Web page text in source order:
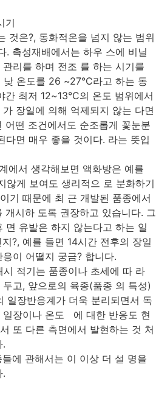
기
것은?, 동화적온을 넘지 않는 범위
. 촉성재배에서는 하우 스에 비닐
리를 하며 전조 를 하는 시기를
온도를 26 ~27°C라고 하는 동
간 최저 12~13°C의 온도 범위에서
장일에 의해 억제되지 않는 다면
어떤 조건에서도 순조롭게 꽃눈분
다면 매우 좋을 것이다. 라는 뜻입
서 생각해보면 액화방은 예를
않게 보여도 생리적으 로 분화하기
기 때문에 최 근 개발된 품종에서
개시하 도록 권장하고 있습니다. 그
유발은 하지 않는다고 하는 일
?, 예를 들면 14시간 전후의 장일
이 어떨지 궁금? 합니다.
적기는 품종이나 초세에 따 라
고, 앞으로의 육종(품종 의 특성)
일장반응계가 더욱 분리되면서 독
일장이나 온도 에 대한 반응도 현
또 다른 측면에서 발현하는 것 처
.
에 관해서는 이 이상 더 설 명을
.